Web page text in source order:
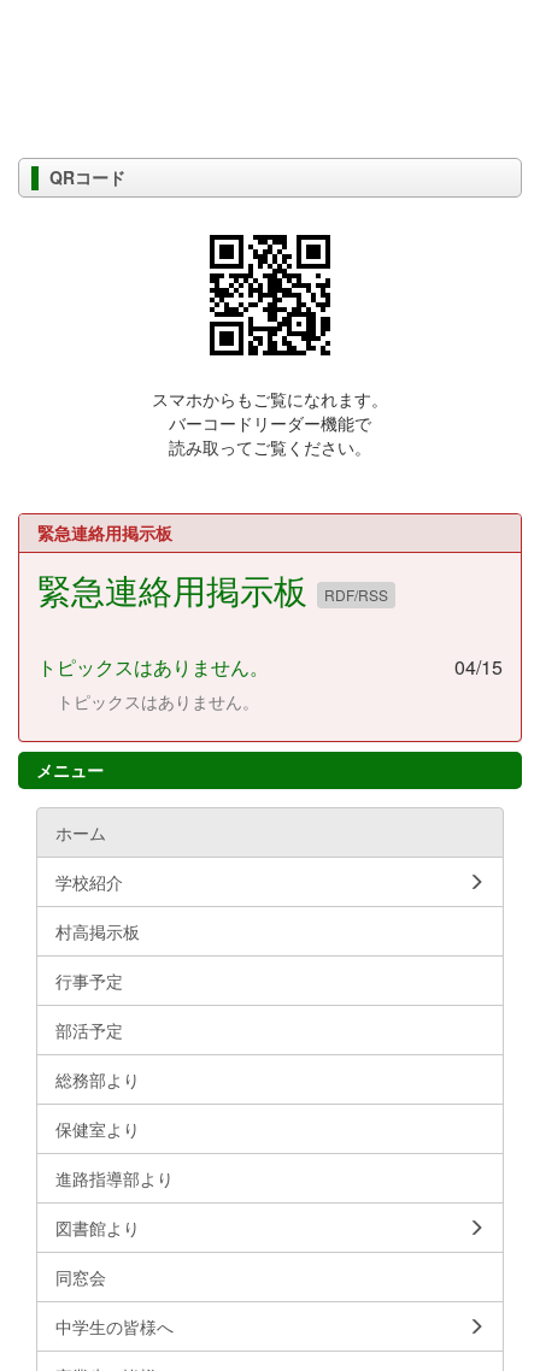
QRコード
スマホからもご覧になれます。
バーコードリーダー機能で
読み取ってご覧ください。
緊急連絡用掲示板
緊急連絡用掲示板 RDF/RSS
トピックスはありません。 04/15
トピックスはありません。
メニュー
ホーム
学校紹介
村高掲示板
行事予定
部活予定
総務部より
保健室より
進路指導部より
図書館より
同窓会
中学生の皆様へ